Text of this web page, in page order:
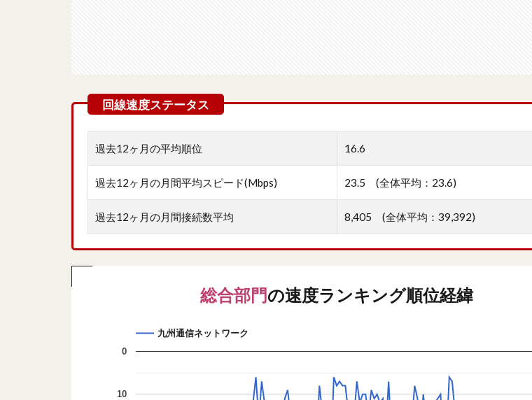
過去12ヶ月の平均順位 16.6
過去12ヶ月の月間平均スピード(Mbps) 23.5 (全体平均：23.6)
過去12ヶ月の月間接続数平均 8,405 (全体平均：39,392)
総合部門の速度ランキング順位経緯
九州通信ネットワーク
0
10